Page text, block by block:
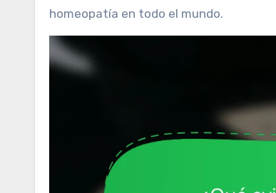
homeopatía en todo el mundo.